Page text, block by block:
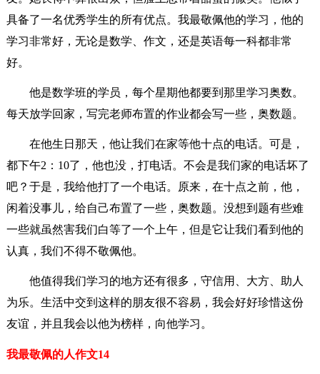
具备了一名优秀学生的所有优点。我最敬佩他的学习，他的
学习非常好，无论是数学、作文，还是英语每一科都非常
好。
他是数学班的学员，每个星期他都要到那里学习奥数。
每天放学回家，写完老师布置的作业都会写一些，奥数题。
在他生日那天，他让我们在家等他十点的电话。可是，
都下午2：10了，他也没，打电话。不会是我们家的电话坏了
吧？于是，我给他打了一个电话。原来，在十点之前，他，
闲着没事儿，给自己布置了一些，奥数题。没想到题有些难
一些就虽然害我们白等了一个上午，但是它让我们看到他的
认真，我们不得不敬佩他。
他值得我们学习的地方还有很多，守信用、大方、助人
为乐。生活中交到这样的朋友很不容易，我会好好珍惜这份
友谊，并且我会以他为榜样，向他学习。
我最敬佩的人作文14